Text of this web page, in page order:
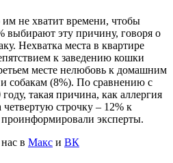
им не хватит времени, чтобы
выбирают эту причину, говоря о
Нехватка места в квартире
к заведению кошки
месте нелюбовь к домашним
собакам (8%). По сравнению с
такая причина, как аллергия
строчку – 12% к
эксперты.
в Макс и ВК